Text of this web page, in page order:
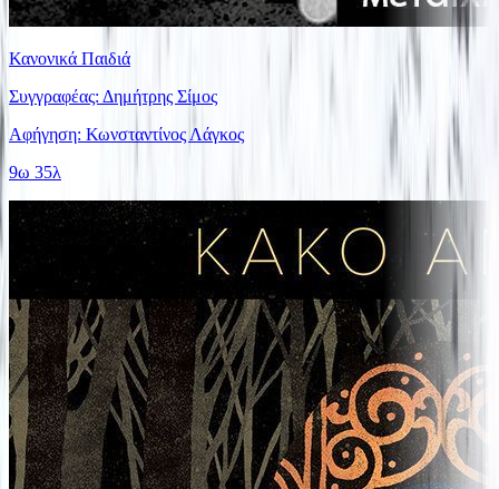
Κανονικά Παιδιά
Συγγραφέας: Δημήτρης Σίμος
Αφήγηση: Κωνσταντίνος Λάγκος
9ω 35λ